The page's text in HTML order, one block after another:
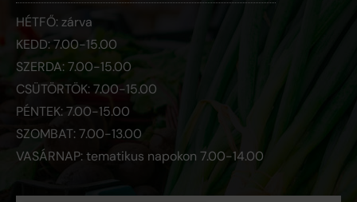
HÉTFŐ: zárva
KEDD: 7.00-15.00
SZERDA: 7.00-15.00
CSÜTÖRTÖK: 7.00-15.00
PÉNTEK: 7.00-15.00
SZOMBAT: 7.00-13.00
VASÁRNAP: tematikus napokon 7.00-14.00